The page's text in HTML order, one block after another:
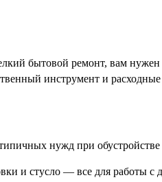
мелкий бытовой ремонт, вам
инструмент и
нужд при
и стусло — все для работы с